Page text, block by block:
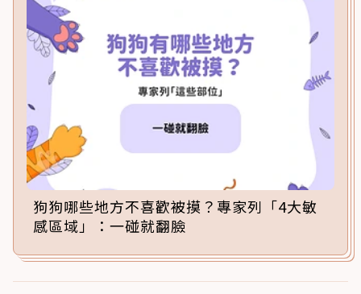
狗狗哪些地方不喜歡被摸？專家列「4大敏
感區域」：一碰就翻臉